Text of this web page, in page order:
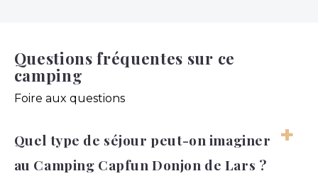
Questions fréquentes sur ce
camping
Foire aux questions
Quel type de séjour peut-on imaginer
au Camping Capfun Donjon de Lars ?